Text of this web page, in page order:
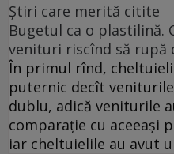
Ştiri care merită citite
Bugetul ca o plastilină.
venituri riscînd să rupă
În primul rînd,
puternic decît
dublu, adică veniturile
comparație cu aceeași
iar cheltuielile au avut